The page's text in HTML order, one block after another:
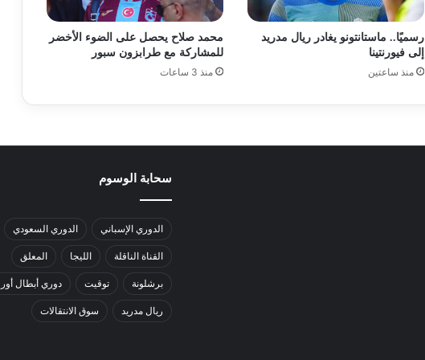
رسميًا.. ماستانتونو يغادر ريال مدريد
إلى فيورنتينا
منذ ساعتين
محمد صلاح يحصل على الضوء الأخضر
للمشاركة مع طرابزون سبور
منذ 3 ساعات
سحابة الوسوم
الدوري الإسباني الدوري السعودي
القناة الناقلة الليجا المعلق
برشلونة توقيت دوري أبطال
ريال مدريد سوق الانتقالات